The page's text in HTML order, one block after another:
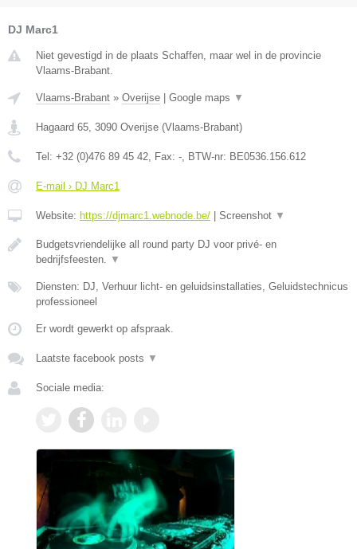
DJ Marc1
Niet gevestigd in de plaats Schaffen, maar wel in de provincie
Vlaams-Brabant.
Vlaams-Brabant » Overijse Google maps ▼
Hagaard 65, 3090 Overijse (Vlaams-Brabant)
Tel: +32 (0)476 89 45 42, Fax: -, BTW-nr: BE0536.156.612
E-mail › DJ Marc1
Website: https://djmarc1.webnode.be/ Screenshot ▼
Budgetsvriendelijke all round party DJ voor privé- en
bedrijfsfeesten. ▼
Diensten: DJ, Verhuur licht- en geluidsinstallaties, Geluidstechnicus
professioneel
Er wordt gewerkt op afspraak.
Laatste facebook posts ▼
Sociale media: